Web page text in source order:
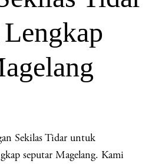
Sekilas Tidar untuk
seputar Magelang. Kami